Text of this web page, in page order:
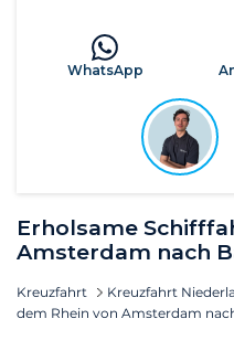
Erholsame
Amsterdam nach
Kreuzfahrt Kreuzfahrt
dem Rhein von Amsterdam
WhatsApp